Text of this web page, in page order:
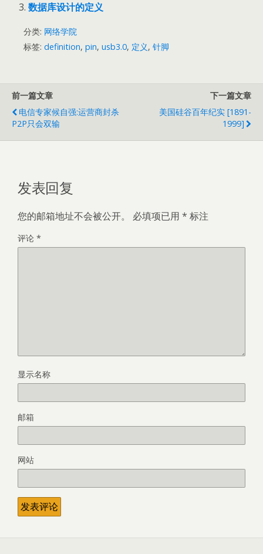
数据库设计的定义
分类: 网络学院
标签: definition, pin, usb3.0, 定义, 针脚
前一篇文章
电信专家候自强:运营商封杀
P2P只会双输
下一篇文章
美国硅谷百年纪实 [1891-
1999]
发表回复
您的邮箱地址不会被公开。 必填项已用 * 标注
评论 *
显示名称
邮箱
网站